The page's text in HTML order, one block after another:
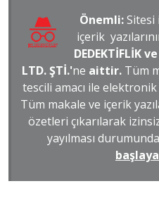
Önemli:
içerik
DEDEKTİFLİK
LTD. ŞTİ.'ne aittir. Tüm
tescili amacı ile elektronik
Tüm makale ve içerik
özetleri çıkarılarak
yayılması durumunda